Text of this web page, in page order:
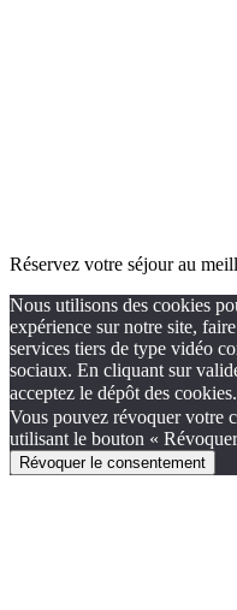
Réservez votre séjour au
Nous utilisons des cookies
expérience sur notre site,
services tiers de type vidéo
sociaux. En cliquant sur
acceptez le dépôt des cookies.
Vous pouvez révoquer votre
utilisant le bouton «
Révoquer le consentement